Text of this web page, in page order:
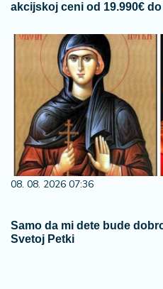
akcijskoj ceni od 19.990€ do
08. 08. 2026 07:36
Samo da mi dete bude
Svetoj Petki